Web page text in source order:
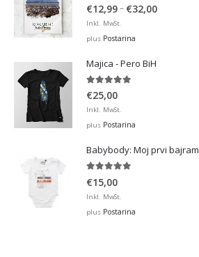
€12,99– €32,00Price
Inkl. MwSt.
plus Postarina
Majica - Pero BiH
5.00out of 5
€25,00
Inkl. MwSt.
plus Postarina
Babybody: Moj prvi bajram
€15,00
Inkl. MwSt.
plus Postarina